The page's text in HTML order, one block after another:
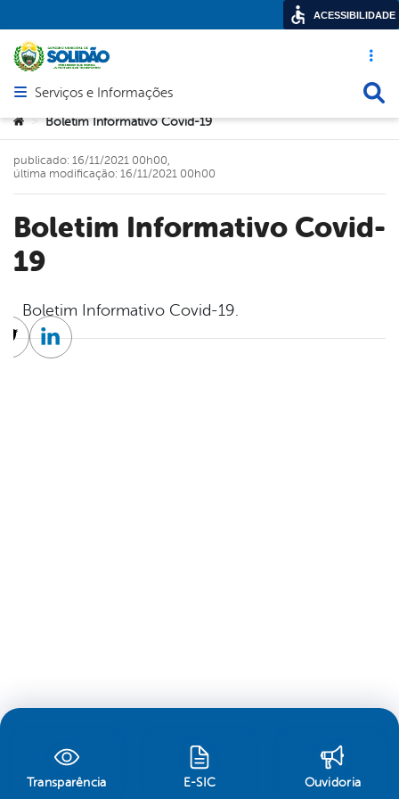
Acesso
Abrir menu principal de navegação
Serviços e Informações
Você está aqui:
> Boletim Informativo Covid-19
Boletim Informativo Covid-
19
publicado: 16/11/2021 00h00,
última modificação: 16/11/2021 00h00
Boletim Informativo Covid-19.
TwitterLinkedin
Transparência E-SIC Ouvidoria
ACESSIBILIDADE